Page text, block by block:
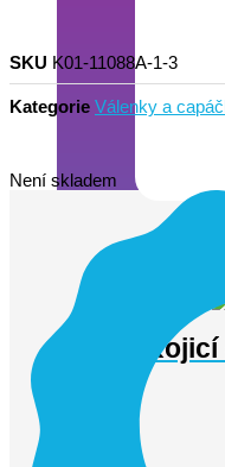
SKU K01-11088A-1-3
Kategorie Válenky a
Není skladem